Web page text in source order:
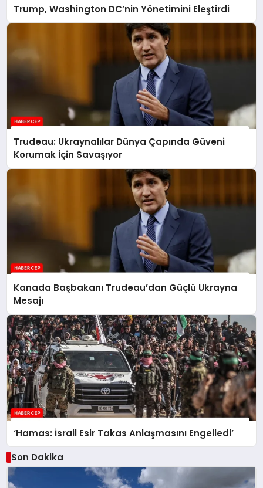
Trump, Washington DC’nin Yönetimini Eleştirdi
Trudeau: Ukraynalılar Dünya Çapında Güveni
Korumak İçin Savaşıyor
Kanada Başbakanı Trudeau’dan Güçlü Ukrayna
Mesajı
‘Hamas: İsrail Esir Takas Anlaşmasını Engelledi’
Son Dakika